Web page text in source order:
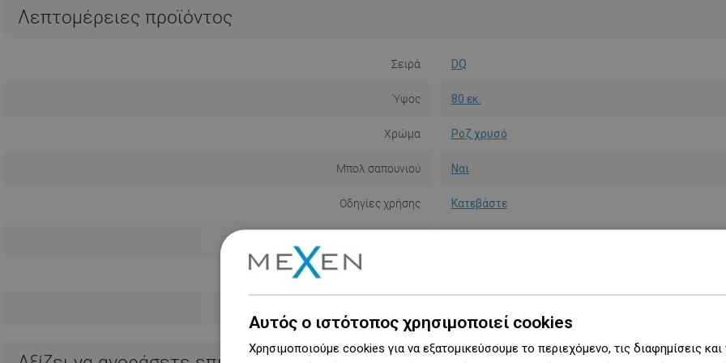
Λεπτομέρειες προϊόντος
Σειρά DQ
Ύψος 80 εκ.
Χρώμα Ροζ χρυσό
Μπολ σαπουνιού Ναι
Οδηγίες χρήσης Κατεβάστε
Όροι εγγύησης
Αυτός ο ιστότοπος χρησιμοποιεί cookies
Χρησιμοποιούμε cookies για να εξατομικεύσουμε το περιεχόμενο, τις διαφημίσεις